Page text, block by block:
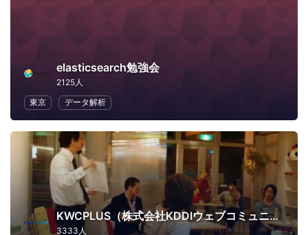
elasticsearch勉強会
2125人
東京
データ解析
KWCPLUS（株式会社KDDIウェブコミュニケーションズ）
3333人